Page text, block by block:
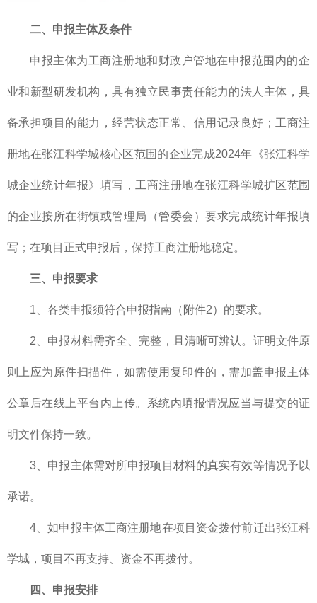
二、申报主体及条件
申报主体为工商注册地和财政户管地在申报范围内的企
业和新型研发机构，具有独立民事责任能力的法人主体，具
备承担项目的能力，经营状态正常、信用记录良好；工商注
册地在张江科学城核心区范围的企业完成2024年《张江科学
城企业统计年报》填写，工商注册地在张江科学城扩区范围
的企业按所在街镇或管理局（管委会）要求完成统计年报填
写；在项目正式申报后，保持工商注册地稳定。
三、申报要求
1、各类申报须符合申报指南（附件2）的要求。
2、申报材料需齐全、完整，且清晰可辨认。证明文件原
则上应为原件扫描件，如需使用复印件的，需加盖申报主体
公章后在线上平台内上传。系统内填报情况应当与提交的证
明文件保持一致。
3、申报主体需对所申报项目材料的真实有效等情况予以
承诺。
4、如申报主体工商注册地在项目资金拨付前迁出张江科
学城，项目不再支持、资金不再拨付。
四、申报安排